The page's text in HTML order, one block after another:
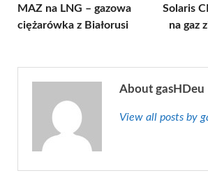
MAZ na LNG – gazowa
ciężarówka z Białorusi
Solaris
na gaz
About gasHDeu
View all posts by